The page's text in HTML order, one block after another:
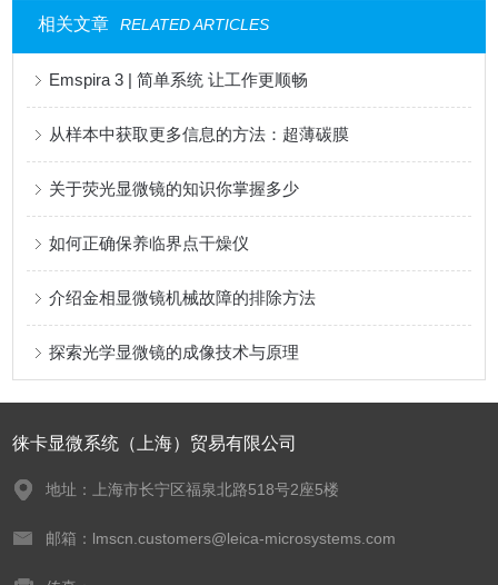
相关文章 RELATED ARTICLES
Emspira 3 | 简单系统 让工作更顺畅
从样本中获取更多信息的方法：超薄碳膜
关于荧光显微镜的知识你掌握多少
如何正确保养临界点干燥仪
介绍金相显微镜机械故障的排除方法
探索光学显微镜的成像技术与原理
徕卡显微系统（上海）贸易有限公司
地址：上海市长宁区福泉北路518号2座5楼
邮箱：lmscn.customers@leica-microsystems.com